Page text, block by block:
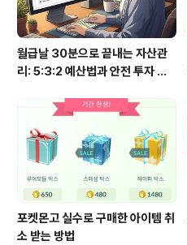
월급날 30분으로 끝내는 자산관
리: 5:3:2 예산법과 안전 투자 루
포켓몬고 실수로 구매한 아이템 취
소 받는 방법